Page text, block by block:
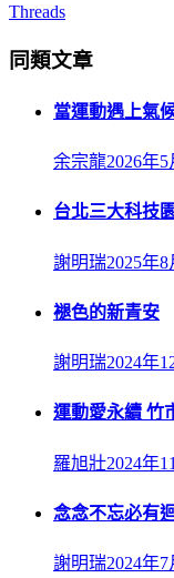
Threads
同類文章
當運動遇上氣
余宗龍2026年5
台北三大科技
謝明瑞2025年8
褪色的新青安
謝明瑞2024年
運動愛永續 竹
羅旭壯2024年
念念不忘必有
謝明瑞2024年7